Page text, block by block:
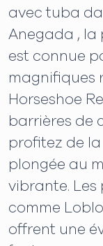
avec tuba
Anegada , la
est connue
magnifiques
Horseshoe
barrières de
profitez de
plongée au
vibrante. Les
comme
offrent une